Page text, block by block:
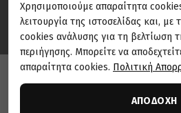
Κατασκευή & Τεχνική
Χρησιμοποιούμε απαραίτητα
λειτουργία της ιστοσελίδας και,
cookies ανάλυσης για τη βελτίωση
περιήγησης. Μπορείτε να
απαραίτητα cookies. Πολιτική
ΑΠΟΔΟΧΗ